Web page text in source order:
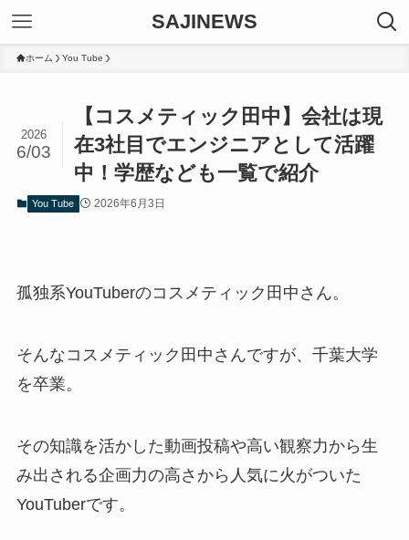
SAJINEWS
ホーム You Tube
【コスメティック田中】会社は現
在3社目でエンジニアとして活躍
中！学歴なども一覧で紹介
2026
6/03
You Tube 2026年6月3日
孤独系YouTuberのコスメティック田中さん。
そんなコスメティック田中さんですが、千葉大学
を卒業。
その知識を活かした動画投稿や高い観察力から生
み出される企画力の高さから人気に火がついた
YouTuberです。